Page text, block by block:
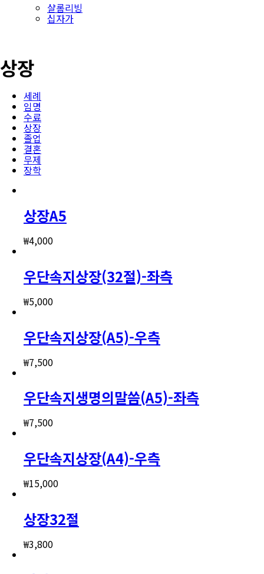
샬롬리빙
십자가
상장
세례
임명
수료
상장
졸업
결혼
무제
장학
상장A5
₩4,000
우단속지상장(32절)-좌측
₩5,000
우단속지상장(A5)-우측
₩7,500
우단속지생명의말씀(A5)-좌측
₩7,500
우단속지상장(A4)-우측
₩15,000
상장32절
₩3,800